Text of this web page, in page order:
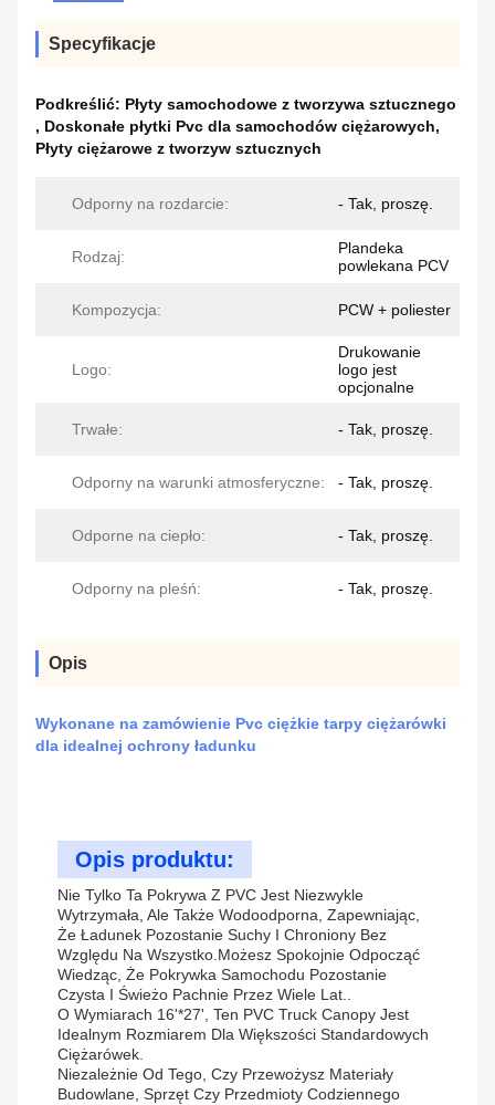
Specyfikacje
Podkreślić: Płyty samochodowe z tworzywa sztucznego
, Doskonałe płytki Pvc dla samochodów ciężarowych,
Płyty ciężarowe z tworzyw sztucznych
Odporny na rozdarcie: - Tak, proszę.
Rodzaj:
Plandeka
powlekana PCV
Kompozycja: PCW + poliester
Logo:
Drukowanie
logo jest
opcjonalne
Trwałe: - Tak, proszę.
Odporny na warunki atmosferyczne: - Tak, proszę.
Odporne na ciepło: - Tak, proszę.
Odporny na pleśń: - Tak, proszę.
Opis
Wykonane na zamówienie Pvc ciężkie tarpy ciężarówki
dla idealnej ochrony ładunku
Opis produktu:
Nie Tylko Ta Pokrywa Z PVC Jest Niezwykle
Wytrzymała, Ale Także Wodoodporna, Zapewniając,
Że Ładunek Pozostanie Suchy I Chroniony Bez
Względu Na Wszystko.Możesz Spokojnie Odpocząć
Wiedząc, Że Pokrywka Samochodu Pozostanie
Czysta I Świeżo Pachnie Przez Wiele Lat..
O Wymiarach 16'*27', Ten PVC Truck Canopy Jest
Idealnym Rozmiarem Dla Większości Standardowych
Ciężarówek.
Niezależnie Od Tego, Czy Przewożysz Materiały
Budowlane, Sprzęt Czy Przedmioty Codziennego